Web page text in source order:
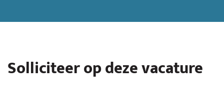
Solliciteer op deze vacature